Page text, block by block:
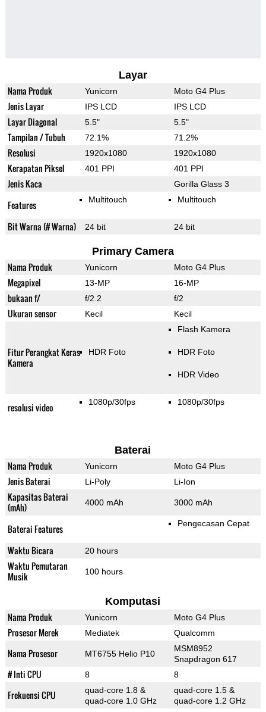
Layar
Nama Produk Yunicorn Moto G4 Plus
Jenis Layar IPS LCD IPS LCD
Layar Diagonal 5.5" 5.5"
Tampilan / Tubuh 72.1% 71.2%
Resolusi 1920x1080 1920x1080
Kerapatan Piksel 401 PPI 401 PPI
Jenis Kaca Gorilla Glass 3
Features Multitouch Multitouch
Bit Warna (# Warna) 24 bit 24 bit
Primary Camera
Nama Produk Yunicorn Moto G4 Plus
Megapixel 13-MP 16-MP
bukaan f/ f/2.2 f/2
Ukuran sensor Kecil Kecil
Fitur Perangkat Keras
Kamera
HDR Foto
Flash Kamera
HDR Foto
HDR Video
resolusi video 1080p/30fps 1080p/30fps
Baterai
Nama Produk Yunicorn Moto G4 Plus
Jenis Baterai Li-Poly Li-Ion
Kapasitas Baterai
(mAh)
4000 mAh 3000 mAh
Baterai Features Pengecasan Cepat
Waktu Bicara 20 hours
Waktu Pemutaran
Musik
100 hours
Komputasi
Nama Produk Yunicorn Moto G4 Plus
Prosesor Merek Mediatek Qualcomm
Nama Prosesor MT6755 Helio P10
MSM8952
Snapdragon 617
# Inti CPU 8 8
Frekuensi CPU
quad-core 1.8 &
quad-core 1.0 GHz
quad-core 1.5 &
quad-core 1.2 GHz